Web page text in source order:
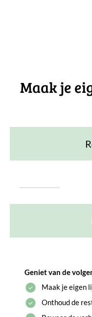
Maak je
Geniet van de
Maak je eigen
Onthoud de